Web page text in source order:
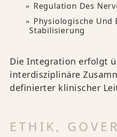
Regulation Des
Physiologische Und
Stabilisierung
Die Integration erfolgt
interdisziplinäre
definierter klinischer
ETHIK,